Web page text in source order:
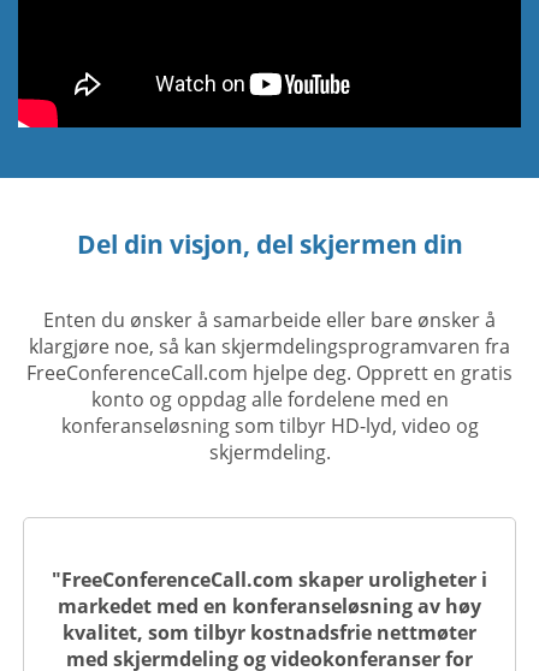
Del din visjon, del skjermen din
Enten du ønsker å samarbeide eller bare ønsker å
klargjøre noe, så kan skjermdelingsprogramvaren fra
FreeConferenceCall.com hjelpe deg. Opprett en gratis
konto og oppdag alle fordelene med en
konferanseløsning som tilbyr HD-lyd, video og
skjermdeling.
"FreeConferenceCall.com skaper uroligheter i
markedet med en konferanseløsning av høy
kvalitet, som tilbyr kostnadsfrie nettmøter
med skjermdeling og videokonferanser for